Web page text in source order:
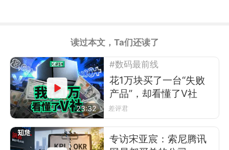
读过本文，Ta们还读了
23:32
#数码最前线
花1万块买了一台“失败
产品”，却看懂了V社
差评君
专访宋亚宸：索尼腾讯